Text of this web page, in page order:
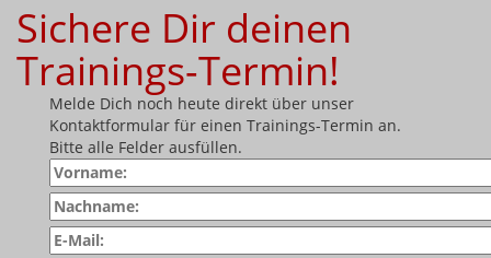
Sichere Dir deinen
Trainings-Termin!
Melde Dich noch heute direkt über unser
Kontaktformular für einen Trainings-Termin an.
Bitte alle Felder ausfüllen.